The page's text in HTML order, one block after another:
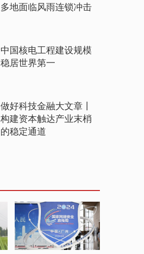
多地面临风雨连锁冲击
中国核电工程建设规模
稳居世界第一
做好科技金融大文章丨
构建资本触达产业末梢
的稳定通道